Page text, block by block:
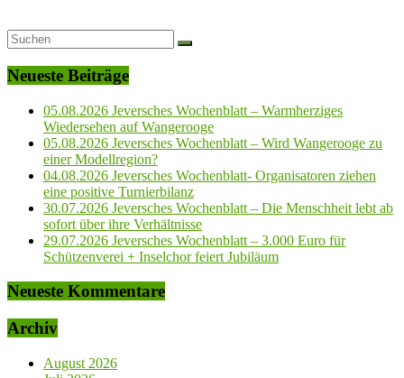
Neueste Beiträge
05.08.2026 Jeversches Wochenblatt – Warmherziges
Wiedersehen auf Wangerooge
05.08.2026 Jeversches Wochenblatt – Wird Wangerooge zu
einer Modellregion?
04.08.2026 Jeversches Wochenblatt- Organisatoren ziehen
eine positive Turnierbilanz
30.07.2026 Jeversches Wochenblatt – Die Menschheit lebt ab
sofort über ihre Verhältnisse
29.07.2026 Jeversches Wochenblatt – 3.000 Euro für
Schützenverei + Inselchor feiert Jubiläum
Neueste Kommentare
Archiv
August 2026